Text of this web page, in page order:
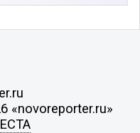
«novoreporter.ru»